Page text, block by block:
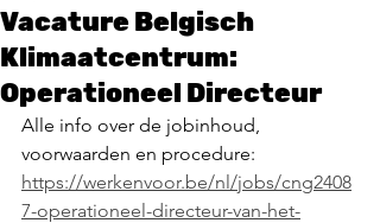
Vacature Belgisch
Klimaatcentrum:
Operationeel Directeur
Alle info over de jobinhoud,
voorwaarden en procedure:
https://werkenvoor.be/nl/jobs/cng2408
7-operationeel-directeur-van-het-